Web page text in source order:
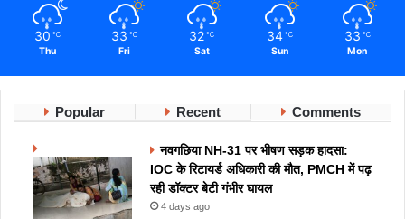
30 ℃
Thu
33 ℃
Fri
32 ℃
Sat
34 ℃
Sun
33 ℃
Mon
Popular Recent Comments
नवगछिया NH-31 पर भीषण सड़क हादसा:
IOC के रिटायर्ड अधिकारी की मौत, PMCH में पढ़
रही डॉक्टर बेटी गंभीर घायल
4 days ago